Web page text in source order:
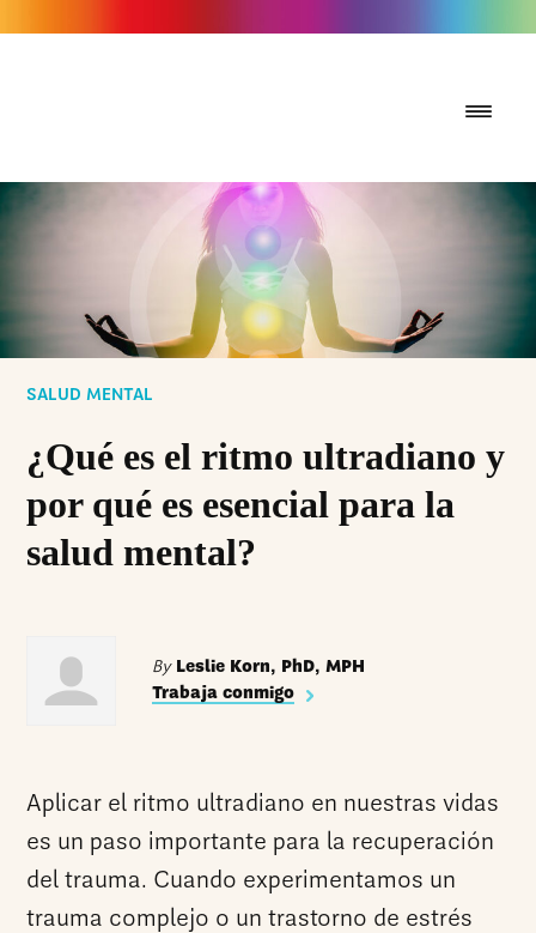
SALUD MENTAL
¿Qué es el ritmo ultradiano y
por qué es esencial para la
salud mental?
ByLeslie Korn, PhD, MPH
Trabaja conmigo
Aplicar el ritmo ultradiano en nuestras vidas
es un paso importante para la recuperación
del trauma. Cuando experimentamos un
trauma complejo o un trastorno de estrés